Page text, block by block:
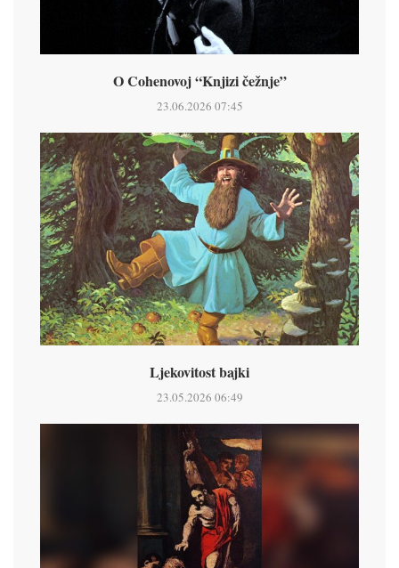
O Cohenovoj “Knjizi čežnje”
23.06.2026 07:45
Ljekovitost bajki
23.05.2026 06:49